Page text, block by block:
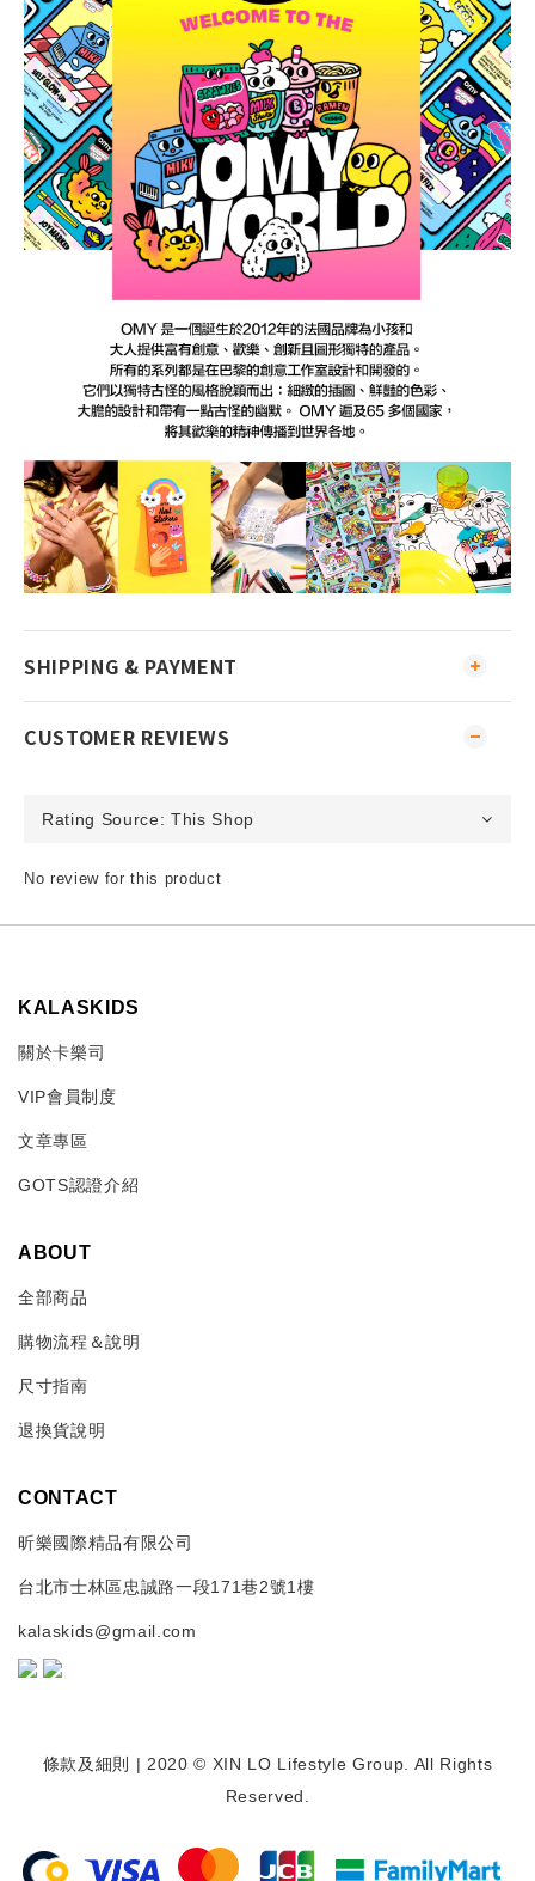
SHIPPING & PAYMENT
CUSTOMER REVIEWS
No review for this product
KALASKIDS
關於卡樂司
VIP會員制度
文章專區
GOTS認證介紹
ABOUT
全部商品
購物流程＆說明
尺寸指南
退換貨說明
CONTACT
昕樂國際精品有限公司
台北市士林區忠誠路一段171巷2號1樓
kalaskids@gmail.com
條款及細則
| 2020 © XIN LO Lifestyle Group. All Rights
Reserved.